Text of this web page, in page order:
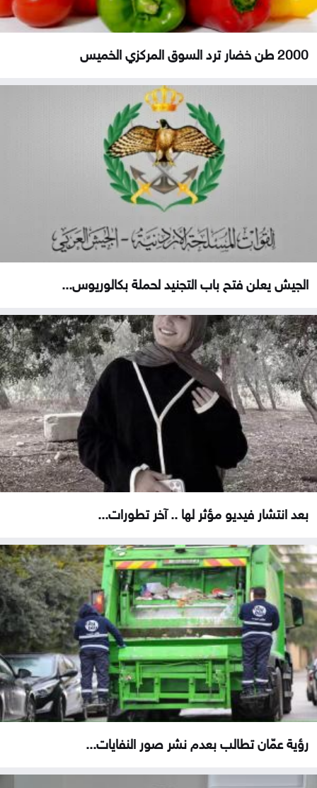
2000 طن خضار ترد السوق المركزي الخميس
الجيش يعلن فتح باب التجنيد لحملة بكالوريوس...
بعد انتشار فيديو مؤثر لها .. آخر تطورات...
رؤية عمّان تطالب بعدم نشر صور النفايات...